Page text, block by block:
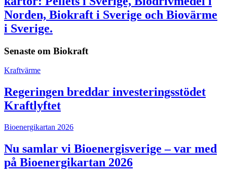
Norden, Biokraft i Sverige och Biovärme
i Sverige.
Senaste om Biokraft
Kraftvärme
Regeringen breddar investeringsstödet
Kraftlyftet
Bioenergikartan 2026
Nu samlar vi Bioenergisverige – var med
på Bioenergikartan 2026